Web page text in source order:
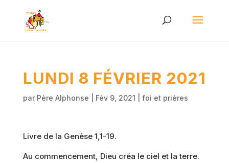
LUNDI 8 FÉVRIER 2021
par Père Alphonse Fév 9, 2021 foi et prières
Livre de la Genèse 1,1-19.
Au commencement, Dieu créa le ciel et la terre.